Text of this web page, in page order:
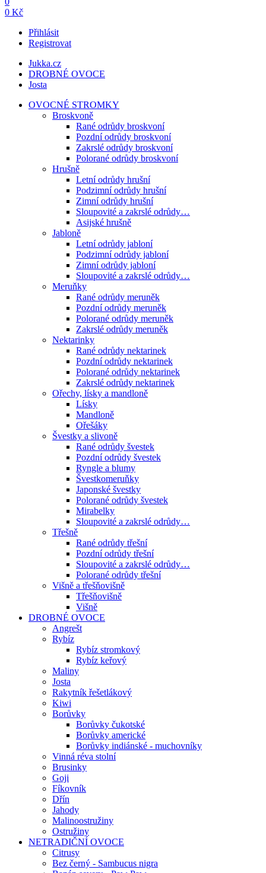
0 Kč
Přihlásit
Registrovat
Jukka.cz
DROBNÉ OVOCE
Josta
OVOCNÉ STROMKY
Broskvoně
Rané odrůdy broskvoní
Pozdní odrůdy broskvoní
Zakrslé odrůdy broskvoní
Polorané odrůdy broskvoní
Hrušně
Letní odrůdy hrušní
Podzimní odrůdy hrušní
Zimní odrůdy hrušní
Sloupovité a zakrslé odrůdy…
Asijské hrušně
Jabloně
Letní odrůdy jabloní
Podzimní odrůdy jabloní
Zimní odrůdy jabloní
Sloupovité a zakrslé odrůdy…
Meruňky
Rané odrůdy meruněk
Pozdní odrůdy meruněk
Polorané odrůdy meruněk
Zakrslé odrůdy meruněk
Nektarinky
Rané odrůdy nektarinek
Pozdní odrůdy nektarinek
Polorané odrůdy nektarinek
Zakrslé odrůdy nektarinek
Ořechy, lísky a mandloně
Lísky
Mandloně
Ořešáky
Švestky a slivoně
Rané odrůdy švestek
Pozdní odrůdy švestek
Ryngle a blumy
Švestkomeruňky
Japonské švestky
Polorané odrůdy švestek
Mirabelky
Sloupovité a zakrslé odrůdy…
Třešně
Rané odrůdy třešní
Pozdní odrůdy třešní
Sloupovité a zakrslé odrůdy…
Polorané odrůdy třešní
Višně a třešňovišně
Třešňovišně
Višně
DROBNÉ OVOCE
Angrešt
Rybíz
Rybíz stromkový
Rybíz keřový
Maliny
Josta
Rakytník řešetlákový
Kiwi
Borůvky
Borůvky čukotské
Borůvky americké
Borůvky indiánské - muchovníky
Vinná réva stolní
Brusinky
Goji
Fíkovník
Dřín
Jahody
Malinoostružiny
Ostružiny
NETRADIČNÍ OVOCE
Citrusy
Bez černý - Sambucus nigra